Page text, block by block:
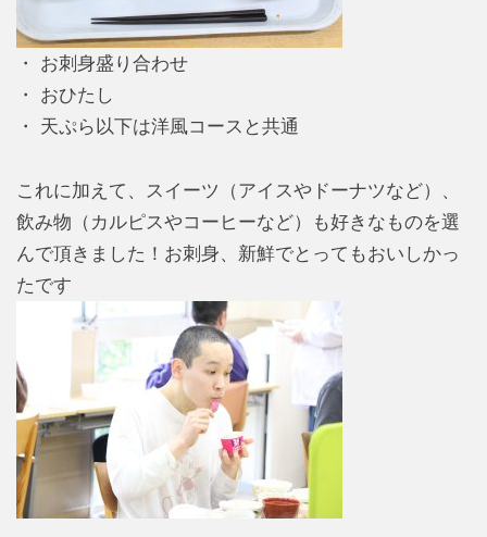
・ お刺身盛り合わせ
・ おひたし
・ 天ぷら以下は洋風コースと共通
これに加えて、スイーツ（アイスやドーナツなど）、
飲み物（カルピスやコーヒーなど）も好きなものを選
んで頂きました！お刺身、新鮮でとってもおいしかっ
たです